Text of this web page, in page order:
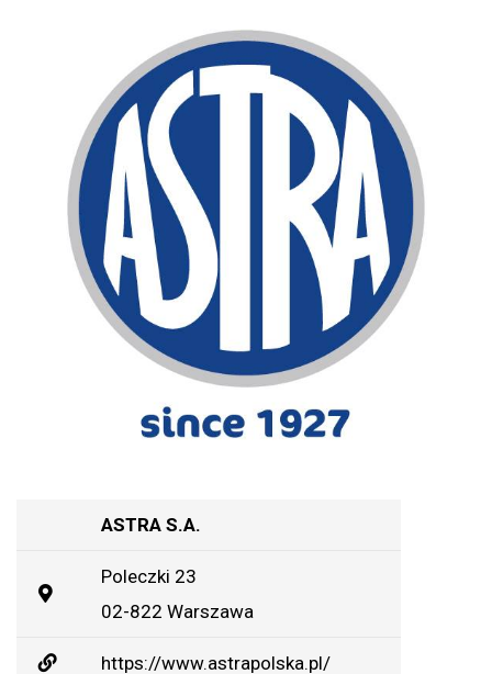
ASTRA S.A.
Poleczki 23
02-822 Warszawa
https://www.astrapolska.pl/